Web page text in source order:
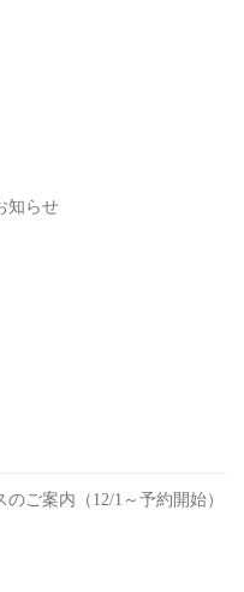
知らせ
ご案内（12/1～予約開始）